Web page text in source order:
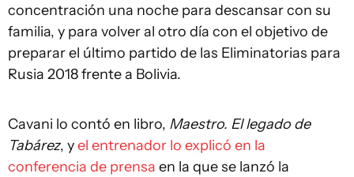
concentración una noche para descansar con su
familia, y para volver al otro día con el objetivo de
preparar el último partido de las Eliminatorias para
Rusia 2018 frente a Bolivia.
Cavani lo contó en libro, Maestro. El legado de
Tabárez, yel entrenador lo explicó en la
conferencia de prensa en la que se lanzó la